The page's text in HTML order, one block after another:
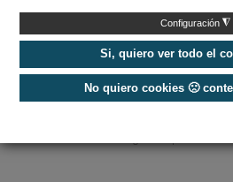
Configuración ◮
Si, quiero ver todo el
No quiero cookies 🙁
del Amperio
Noticias / Actualidad
/